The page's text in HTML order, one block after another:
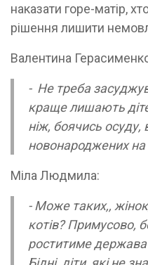
наказати горе-матір,
рішення лишити
Валентина
- Не треба
краще лишають
ніж, боячись
новонароджених на
Міла Людмила:
- Може таких,,
котів? Примусово,
роститиме